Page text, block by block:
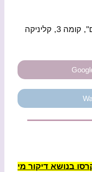
רחוב הברזל 9 א', "בית המומחים", קומה 3, קליניקה
בנושא דיקור מי